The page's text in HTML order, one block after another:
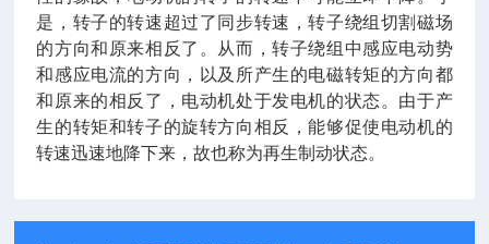
是，转子的转速超过了同步转速，转子绕组切割磁场
的方向和原来相反了。从而，转子绕组中感应电动势
和感应电流的方向，以及所产生的电磁转矩的方向都
和原来的相反了，电动机处于发电机的状态。由于产
生的转矩和转子的旋转方向相反，能够促使电动机的
转速迅速地降下来，故也称为再生制动状态。